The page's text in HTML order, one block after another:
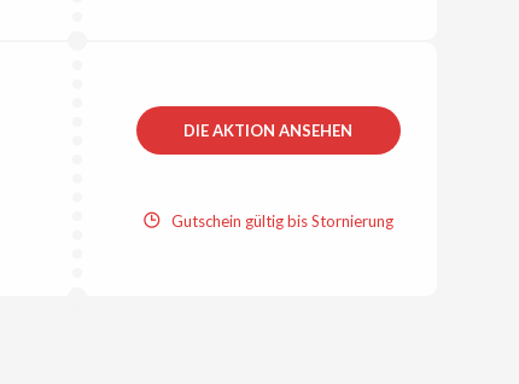
DIE AKTION ANSEHEN
Gutschein gültig bis Stornierung